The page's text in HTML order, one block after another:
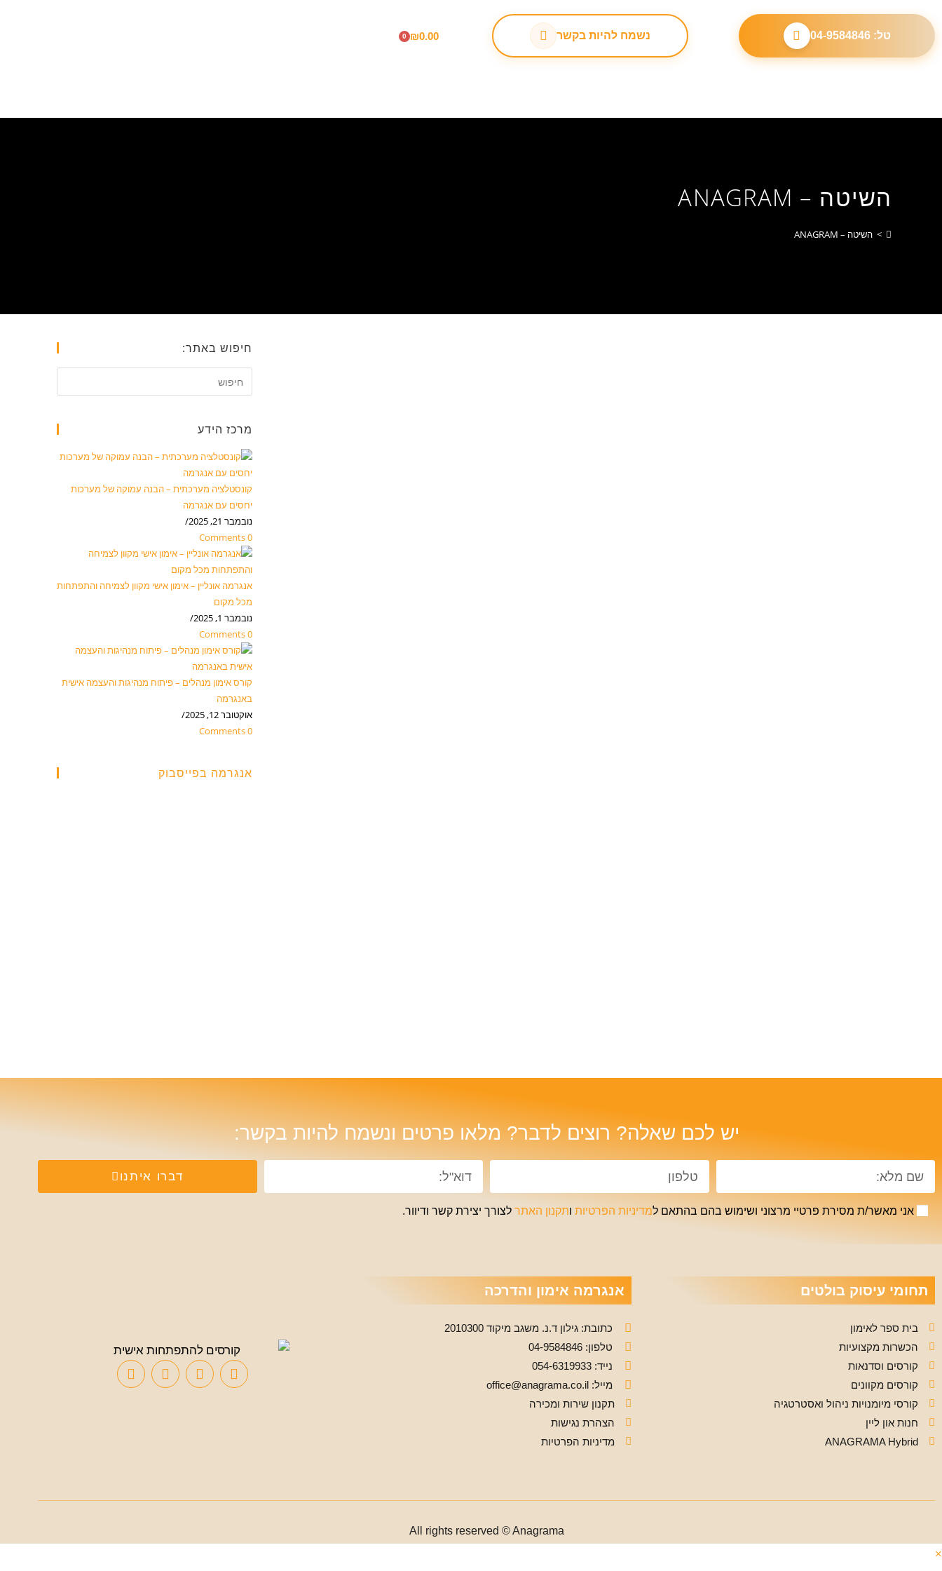
לתוכן
טל: 04-9584846 נשמח להיות בקשר ₪0.00
0
השיטה – ANAGRAM
> השיטה – ANAGRAM
חיפוש באתר:
מרכז הידע
קונסטלציה מערכתית – הבנה עמוקה של מערכות
יחסים עם אנגרמה
נובמבר 21, 2025
/
0 Comments
אנגרמה אונליין – אימון אישי מקוון לצמיחה והתפתחות
מכל מקום
נובמבר 1, 2025
/
0 Comments
קורס אימון מנהלים – פיתוח מנהיגות והעצמה אישית
באנגרמה
אוקטובר 12, 2025
/
0 Comments
אנגרמה בפייסבוק
יש לכם שאלה? רוצים לדבר? מלאו פרטים ונשמח להיות בקשר:
אני מאשר/ת מסירת פרטיי מרצוני ושימוש בהם בהתאם למדיניות הפרטיות ותקנון האתר לצורך יצירת קשר ודיוור.
דברו איתנו
תחומי עיסוק בולטים
בית ספר לאימון
הכשרות מקצועיות
קורסים וסדנאות
קורסים מקוונים
קורסי מיומנויות ניהול ואסטרטגיה
חנות און ליין
ANAGRAMA Hybrid
אנגרמה אימון והדרכה
כתובת: גילון ד.נ. משגב מיקוד 2010300
טלפון: 04-9584846
נייד: 054-6319933
מייל: office@anagrama.co.il
תקנון שירות ומכירה
הצהרת נגישות
מדיניות הפרטיות
All rights reserved © Anagrama
×